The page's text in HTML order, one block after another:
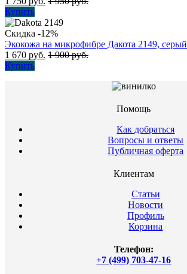
Купить
Скидка -12%
Экокожа на микрофибре Дакота 2149, серый
1 670 руб. 1 900руб.
Купить
Помощь
Как добраться
Вопросы и ответы
Публичная оферта
Клиентам
Статьи
Новости
Профиль
Корзина
Телефон:
+7 (499) 703-47-16